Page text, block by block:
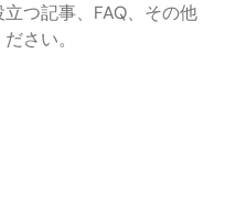
つ記事、FAQ、その他
さい。